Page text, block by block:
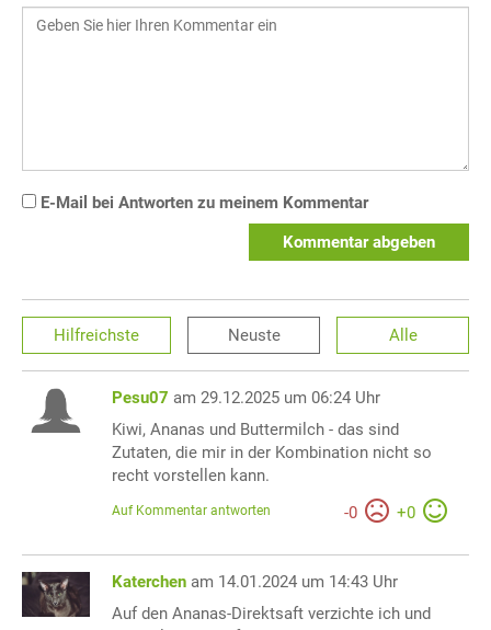
E-Mail bei Antworten zu meinem Kommentar
Kommentar abgeben
Hilfreichste Neuste Alle
Pesu07 am 29.12.2025 um 06:24 Uhr
Kiwi, Ananas und Buttermilch - das sind
Zutaten, die mir in der Kombination nicht so
recht vorstellen kann.
-0 +0
Auf Kommentar antworten
Katerchen am 14.01.2024 um 14:43 Uhr
Auf den Ananas-Direktsaft verzichte ich und